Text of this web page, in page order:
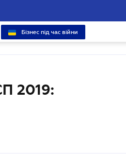
Бізнес під час війни
2019: